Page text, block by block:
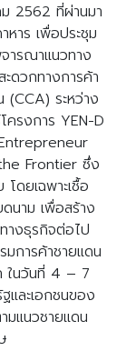
2562 ที่ผ่านมา
าร เพื่อประชุม
ารณาแนวทาง
ดวกทางการค้า
ระหว่าง
ครงการ YEN-D
Frontier ซึ่ง
ดยเฉพาะเชื้อ
นาม เพื่อสร้าง
างธุรกิจต่อไป
การค้าชายแดน
ในวันที่ 4 – 7
ละเอกชนของ
มแนวชายแดน